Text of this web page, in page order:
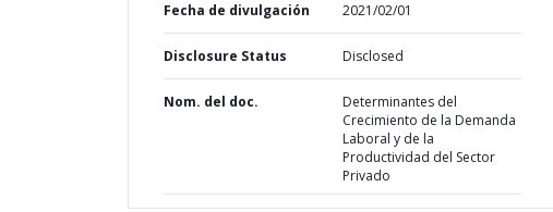
Fecha de divulgación 2021/02/01
Disclosure Status Disclosed
Nom. del doc.
Determinantes del
Crecimiento de la Demanda
Laboral y de la
Productividad del Sector
Privado